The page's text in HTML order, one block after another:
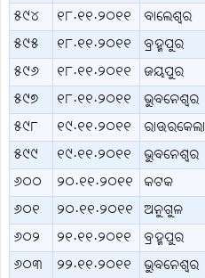
୫୯୪
୧୮.୧୧.୨୦୧୧ ବାଲେଶ୍ବର
୫୯୫
୧୮.୧୧.୨୦୧୧ ବ୍ରହ୍ମପୁର
୫୯୬
୧୮.୧୧.୨୦୧୧ ଜୟପୁର
୫୯୭
୧୮.୧୧.୨୦୧୧ ଭୁବନେଶ୍ବର
୫୯୮
୧୯.୧୧.୨୦୧୧ ରାଉରକେଲା
୫୯୯
୧୯.୧୧.୨୦୧୧ ଭୁବନେଶ୍ବର
୬୦୦
୨୦.୧୧.୨୦୧୧ କଟକ
୬୦୧
୨୦.୧୧.୨୦୧୧ ଅନୁଗୁଳ
୬୦୨
୨୧.୧୧.୨୦୧୧ ବ୍ରହ୍ମପୁର
୬୦୩
୨୨.୧୧.୨୦୧୧ ଭୁବନେଶ୍ବର